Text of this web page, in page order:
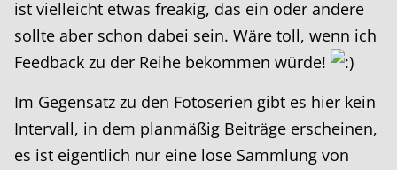
ist vielleicht etwas freakig, das ein oder andere
sollte aber schon dabei sein. Wäre toll, wenn ich
Feedback zu der Reihe bekommen würde!
Im Gegensatz zu den Fotoserien gibt es hier kein
Intervall, in dem planmäßig Beiträge erscheinen,
es ist eigentlich nur eine lose Sammlung von